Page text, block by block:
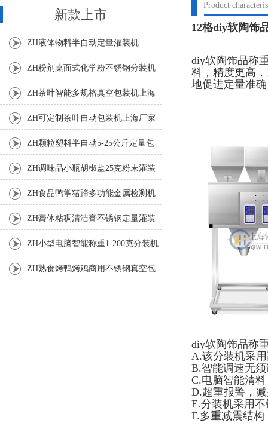
Product
12格diy软陶饰
diy软陶饰品称
料，精度更高
地促进定量准
diy软陶饰品称
A.该分装机采
B.智能调速无
C.电脑智能清
D.超重报警，
E.分装机采用
F.多重减震结
新款上市
ZH液体物料半自动定量灌装机
ZH粉剂桌面式化学粉不锈钢分装机
ZH茶叶智能多规格真空包装机上海
厂家 ZH可定制茶叶自动包装机上海厂家
ZH颗粒塑料半自动5-25公斤定量包
装机 ZH调味品小瓶胡椒盐25克粉末灌装
ZH食品鸭掌猪蹄多功能金属检测机
ZH膏体粘稠清洁膏不锈钢定量灌装
机厂家 ZH小型电脑智能称重1-200克分装机
ZH熟食烤鸭烤鸡商用不锈钢真空包